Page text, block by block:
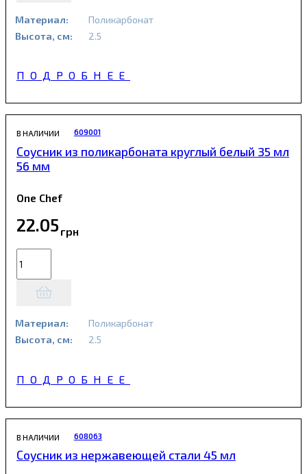
Материал:
Поликарбонат
Высота, см:
2.5
ПОДРОБНЕЕ
В НАЛИЧИИ 609001
Соусник из поликарбоната круглый белый 35 мл
56 мм
One Chef
22.05грн
Материал:
Поликарбонат
Высота, см:
2.5
ПОДРОБНЕЕ
В НАЛИЧИИ 608063
Соусник из нержавеющей стали 45 мл